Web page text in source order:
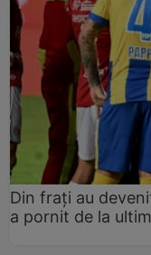
Din frați au
a pornit de la